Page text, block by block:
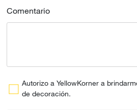
Comentario
Autorizo a YellowKorner a
de decoración.